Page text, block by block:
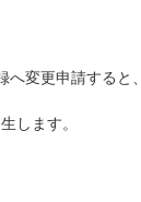
変更申請する
します。